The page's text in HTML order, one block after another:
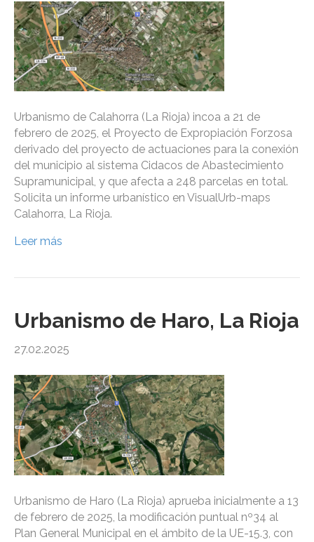
Urbanismo de Calahorra (La Rioja) incoa a 21 de
febrero de 2025, el Proyecto de Expropiación Forzosa
derivado del proyecto de actuaciones para la conexión
del municipio al sistema Cidacos de Abastecimiento
Supramunicipal, y que afecta a 248 parcelas en total.
Solicita un informe urbanístico en VisualUrb-maps
Calahorra, La Rioja.
Leer más
Urbanismo de Haro, La Rioja
27.02.2025
Urbanismo de Haro (La Rioja) aprueba inicialmente a 13
de febrero de 2025, la modificación puntual nº34 al
Plan General Municipal en el ámbito de la UE-15.3, con